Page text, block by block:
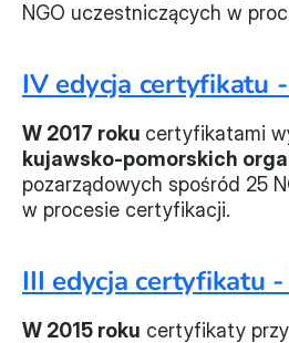
Federacja
Władze
Historia i działania
Narzędzie samooceny
Kalendarz działań
NGO uczestniczących w
IV edycja certyfikatu
W 2017 roku certyfikatami
pozarządowych spośród 25
w procesie certyfikacji.
III edycja certyfikatu
W 2015 roku certyfikaty